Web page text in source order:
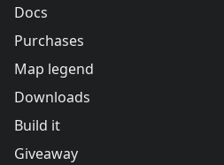
Docs
Purchases
Map legend
Downloads
Build it
Giveaway